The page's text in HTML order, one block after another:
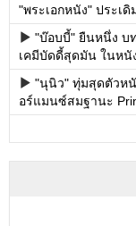
"พระเอกหนัง" ประเ
"บ๊อบบี้" ยืนหนึ่ง บ
เคมีบัดดี้สุดมัน ในหนั
"นุนิว" ทุ่มสุดตัวหนั
อร์แมนซ์สมฐานะ